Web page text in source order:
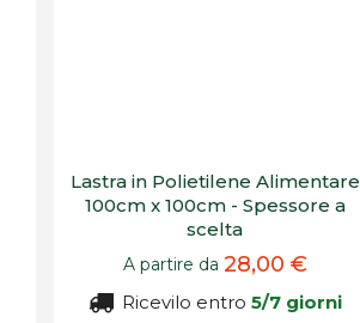
Lastra in Polietilene Alimentare
100cm x 100cm - Spessore a
scelta
A partire da 28,00 €
Ricevilo entro 5/7 giorni